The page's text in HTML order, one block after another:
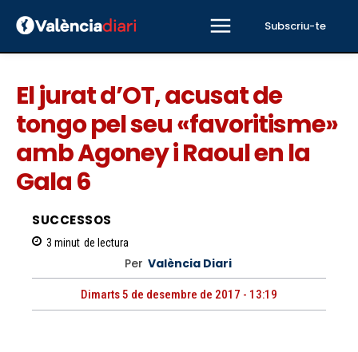
Subscriu-te
El jurat d’OT, acusat de
tongo pel seu «favoritisme»
amb Agoney i Raoul en la
Gala 6
SUCCESSOS
3 minut de lectura
Per València Diari
Dimarts 5 de desembre de 2017 - 13:19